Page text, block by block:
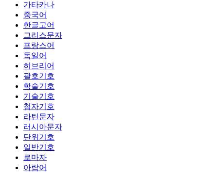
가타카나
중국어
한글고어
그리스문자
프랑스어
독일어
히브리어
괄호기호
학술기호
기술기호
첨자기호
라틴문자
러시아문자
단위기호
일반기호
로마자
아랍어